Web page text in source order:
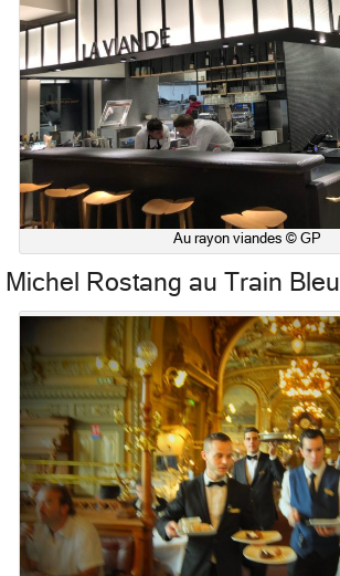
Au rayon viandes © GP
Michel Rostang au Train Bleu